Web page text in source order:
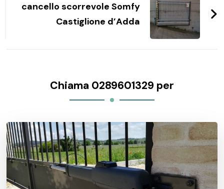
cancello scorrevole Somfy
Castiglione d’Adda
Chiama 0289601329 per